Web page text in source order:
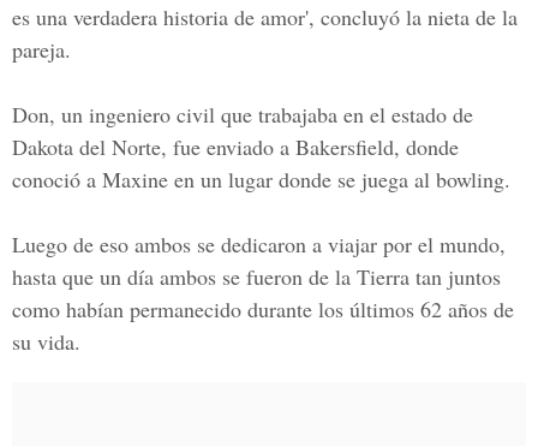
es una verdadera historia de amor', concluyó la nieta de la
pareja.
Don, un ingeniero civil que trabajaba en el estado de
Dakota del Norte, fue enviado a Bakersfield, donde
conoció a Maxine en un lugar donde se juega al bowling.
Luego de eso ambos se dedicaron a viajar por el mundo,
hasta que un día ambos se fueron de la Tierra tan juntos
como habían permanecido durante los últimos 62 años de
su vida.